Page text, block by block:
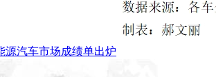
源汽车市场成绩单出炉